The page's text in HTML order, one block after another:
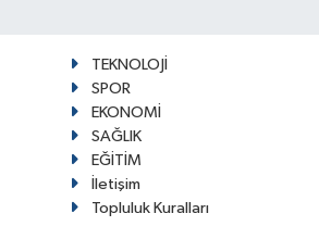
TEKNOLOJİ
SPOR
EKONOMİ
SAĞLIK
EĞİTİM
İletişim
Topluluk Kuralları